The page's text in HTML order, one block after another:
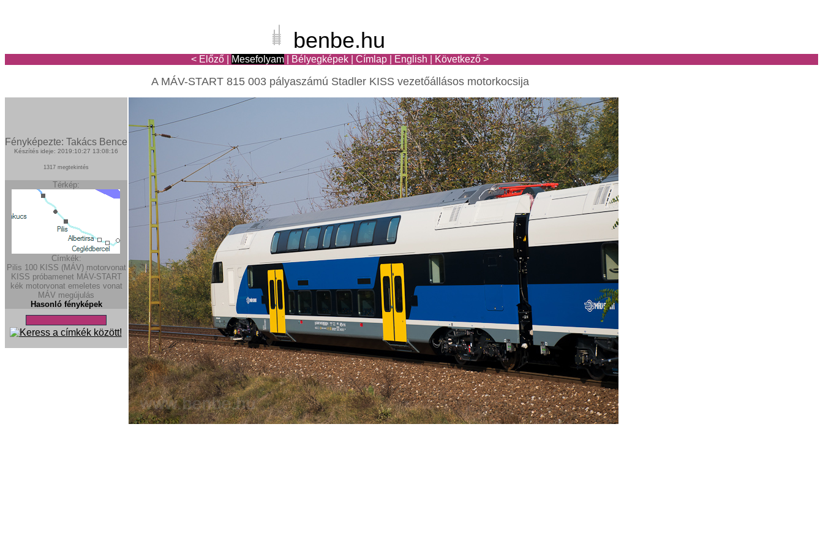
benbe.hu
< Előző Mesefolyam Bélyegképek Címlap English Következő >
A MÁV-START 815 003 pályaszámú Stadler KISS vezetőállásos motorkocsija
Fényképezte: Takács Bence
Készítés ideje: 2019:10:27 13:08:16
1317 megtekintés
Térkép:
Címkék:
Pilis 100 KISS (MÁV) motorvonat
KISS próbamenet MÁV-START
kék motorvonat emeletes vonat
MÁV megújulás
Hasonló fényképek